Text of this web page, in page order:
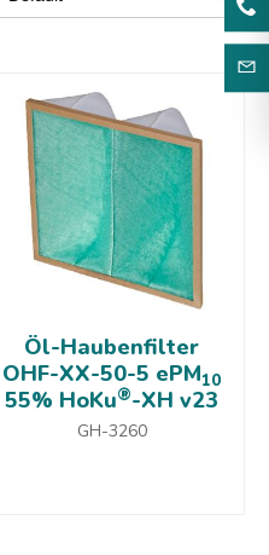
Öl-Haubenfilter
OHF-XX-50-5 ePM10
55% HoKu®-XH v23
GH-3260